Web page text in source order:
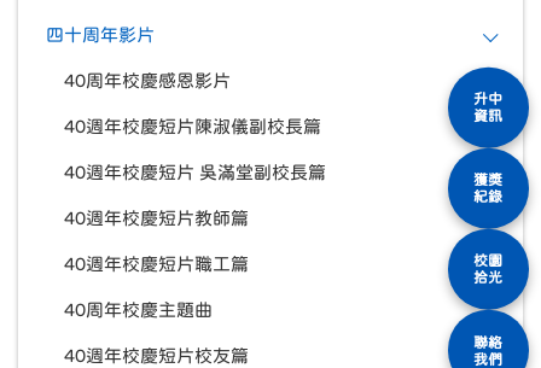
四十周年影片
40周年校慶感恩影片
40週年校慶短片陳淑儀副校長篇
40週年校慶短片 吳滿堂副校長篇
40週年校慶短片教師篇
40週年校慶短片職工篇
40周年校慶主題曲
40週年校慶短片校友篇
升中
資訊
獲獎
紀錄
校園
拾光
聯絡
我們